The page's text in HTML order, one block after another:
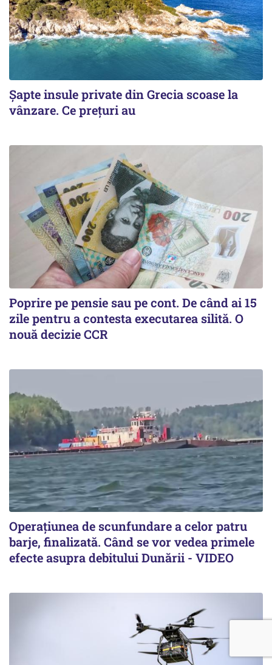
Șapte insule private din Grecia scoase la
vânzare. Ce prețuri au
Poprire pe pensie sau pe cont. De când ai 15
zile pentru a contesta executarea silită. O
nouă decizie CCR
Operațiunea de scunfundare a celor patru
barje, finalizată. Când se vor vedea primele
efecte asupra debitului Dunării - VIDEO